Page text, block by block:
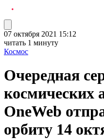
07 октября 2021 15:12
читать 1 минуту
Космос
Очередная
космических
OneWeb
орбиту 14